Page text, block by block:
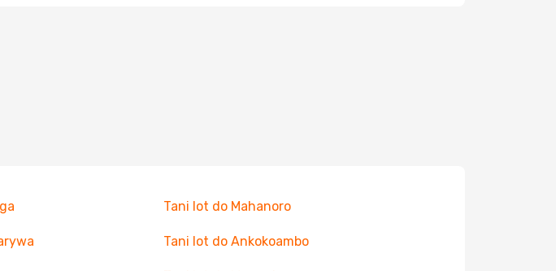
Tani lot do Mahanoro
Tani lot do Ankokoambo